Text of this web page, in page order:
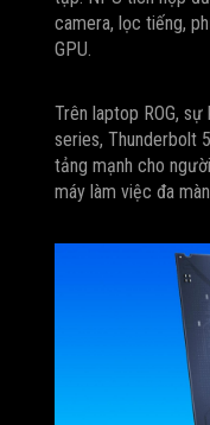
camera, lọc tiếng,
GPU.
Trên laptop ROG,
series, Thunderbolt
tảng mạnh cho
máy làm việc đa màn